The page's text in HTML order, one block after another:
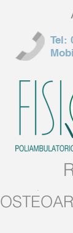
Tel:
Tel: